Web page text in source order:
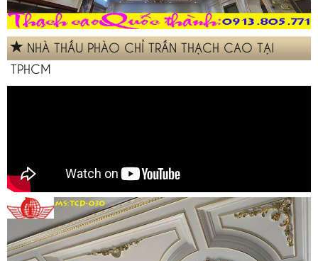
NHÀ THẦU PHÀO CHỈ TRẦN THẠCH CAO TẠI
TPHCM